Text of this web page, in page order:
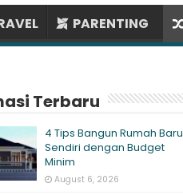
PARENTING
Terbaru
4 Tips Bangun Rumah Baru
Sendiri dengan Budget
Minim
August 6, 2026